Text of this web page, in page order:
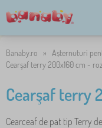
Banaby.ro » Așternuturi
Cearşaf terry 200x160 cm - roz
Cearşaf terry
Cearceaf de pat tip Terry